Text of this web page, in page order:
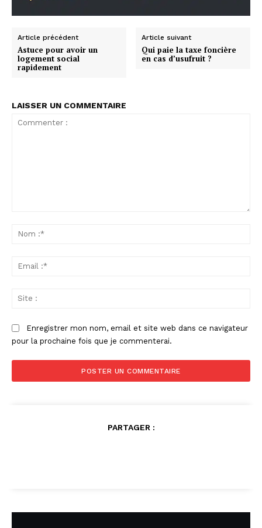
Article précédent
Astuce pour avoir un
logement social
rapidement
Article suivant
Qui paie la taxe foncière
en cas d’usufruit ?
LAISSER UN COMMENTAIRE
Enregistrer mon nom, email et site web dans ce navigateur
pour la prochaine fois que je commenterai.
PARTAGER :